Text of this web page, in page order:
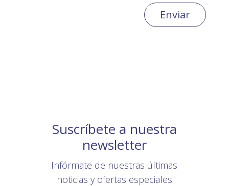
Enviar
Suscríbete a nuestra
newsletter
Infórmate de nuestras últimas
noticias y ofertas especiales